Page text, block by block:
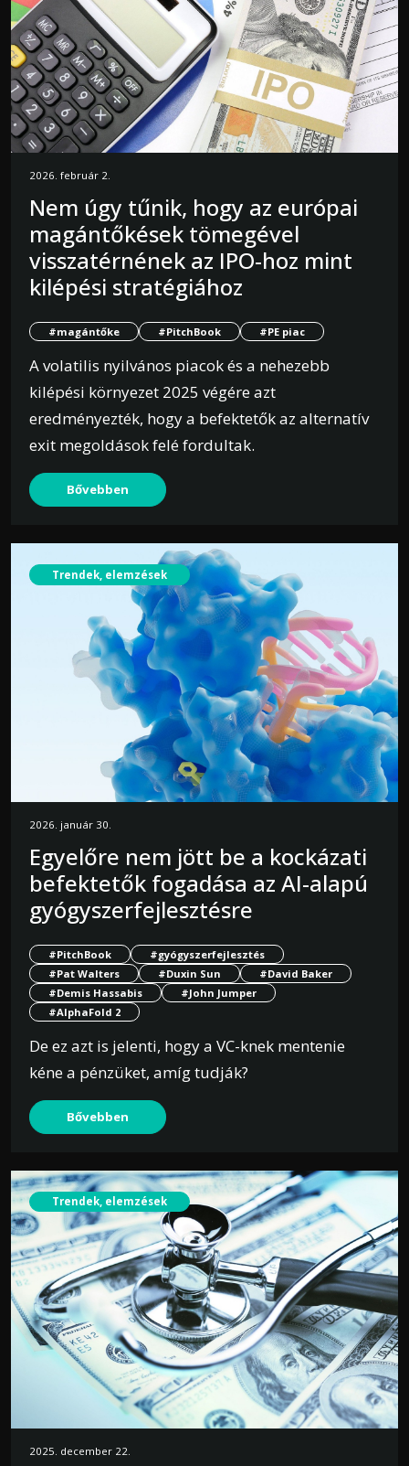
2026. február 2.
Nem úgy tűnik, hogy az európai
magántőkések tömegével
visszatérnének az IPO-hoz mint
kilépési stratégiához
#magántőke #PitchBook #PE piac
A volatilis nyilvános piacok és a nehezebb
kilépési környezet 2025 végére azt
eredményezték, hogy a befektetők az alternatív
exit megoldások felé fordultak.
Bővebben
Trendek, elemzések
2026. január 30.
Egyelőre nem jött be a kockázati
befektetők fogadása az AI-alapú
gyógyszerfejlesztésre
#PitchBook
#gyógyszerfejlesztés
#Pat Walters
#Duxin Sun
#David Baker
#Demis Hassabis
#John Jumper
#AlphaFold 2
De ez azt is jelenti, hogy a VC-knek mentenie
kéne a pénzüket, amíg tudják?
Bővebben
Trendek, elemzések
2025. december 22.